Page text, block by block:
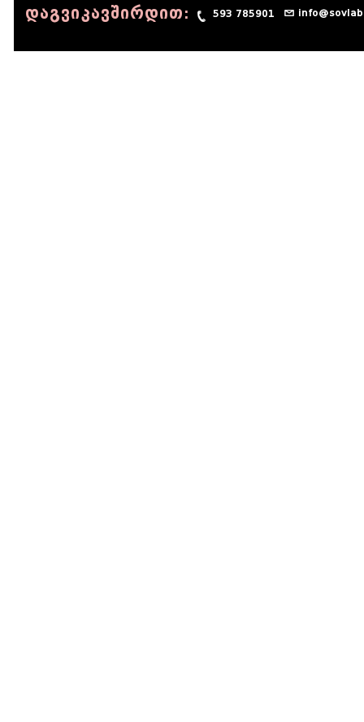
დაგვიკავშირდით: 593 785901